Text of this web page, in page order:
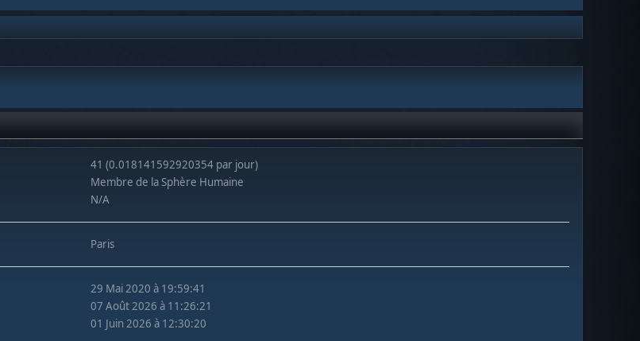
41 (0.018141592920354 par jour)
Membre de la Sphère Humaine
N/A
Paris
29 Mai 2020 à 19:59:41
07 Août 2026 à 11:26:21
01 Juin 2026 à 12:30:20